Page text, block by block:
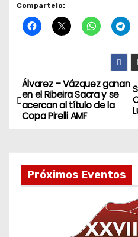
Compartelo:
N
a
e
g
Álvarez – Vázquez ganan
en el Ribeira Sacra y se
acercan al título de la
Copa Pirelli AMF
Próximos Eventos